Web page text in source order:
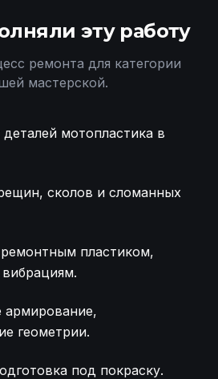
эту работу
ремонта для категории
мастерской.
мотопластика в
сколов и сломанных
пластиком,
армирование,
геометрии.
под покраску.